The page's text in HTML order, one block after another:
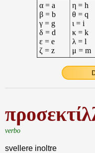
α = a
β = b
γ = g
δ = d
ε = e
ζ = z
η = h
θ = q
ι = i
κ = k
λ = l
μ = m
verbo
svellere inoltre